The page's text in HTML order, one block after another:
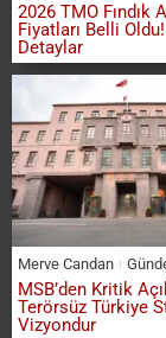
2026 TMO Fındık
Fiyatları Belli
Detaylar
Merve Candan
MSB’den Kritik
Terörsüz Türkiye
Vizyondur